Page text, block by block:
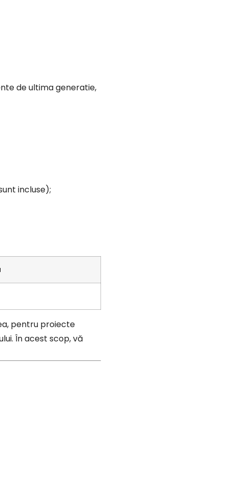
incluse);
pentru proiecte
În acest scop, vă